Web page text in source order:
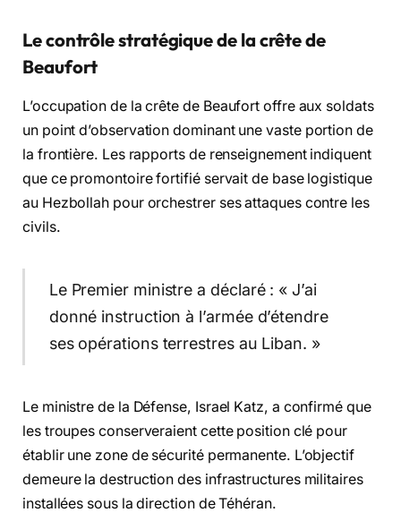
Le contrôle stratégique de la crête de
Beaufort
L’occupation de la crête de Beaufort offre aux soldats
un point d’observation dominant une vaste portion de
la frontière. Les rapports de renseignement indiquent
que ce promontoire fortifié servait de base logistique
au Hezbollah pour orchestrer ses attaques contre les
civils.
Le Premier ministre a déclaré : « J’ai
donné instruction à l’armée d’étendre
ses opérations terrestres au Liban. »
Le ministre de la Défense, Israel Katz, a confirmé que
les troupes conserveraient cette position clé pour
établir une zone de sécurité permanente. L’objectif
demeure la destruction des infrastructures militaires
installées sous la direction de Téhéran.